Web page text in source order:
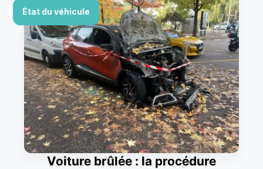
État du véhicule
Voiture brûlée : la procédure